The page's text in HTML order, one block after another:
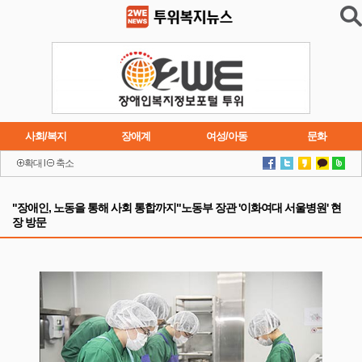
사회/복지 장애계 여성/아동 문화
이슈 연재소설
확대 축소
"장애인, 노동을 통해 사회 통합까지"노동부 장관 '이화여대 서울병원' 현
장 방문